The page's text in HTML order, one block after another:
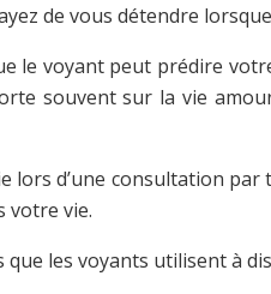
de vous détendre
le voyant peut prédire
souvent sur la vie
lors d’une consultation
votre vie.
les voyants utilisent à